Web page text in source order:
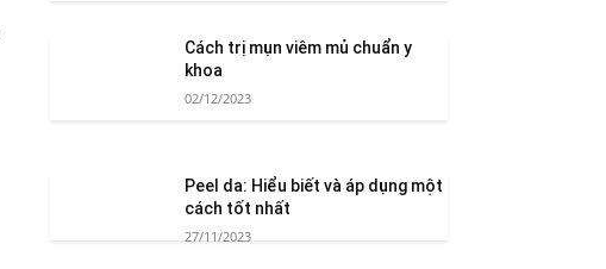
Cách trị mụn viêm mủ chuẩn y
khoa
02/12/2023
Peel da: Hiểu biết và áp dụng một
cách tốt nhất
27/11/2023